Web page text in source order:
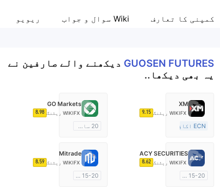
کمپنی کا تعارف Wiki سوال و جواب ریویو
GUOSEN FUTURES دیکھنے والے صارفین نے
یہ بھی دیکھا..
XM
WIKIFX ریٹنگ 9.15
ECN اکاؤنٹ
مارکیٹ سازی کا لائسنس (MM)
GO Markets
WIKIFX ریٹنگ 8.98
20 سال سے زائد
cTrader
ACY SECURITIES
WIKIFX ریٹنگ 8.62
15-20 سال
Mitrade
WIKIFX ریٹنگ 8.59
15-20 سال